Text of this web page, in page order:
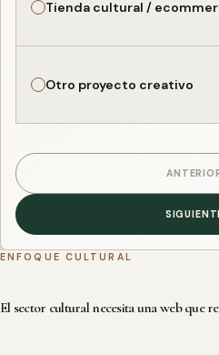
Tienda cultural /
Otro proyecto creativo
ENFOQUE CULTURAL
El sector cultural necesita una web que